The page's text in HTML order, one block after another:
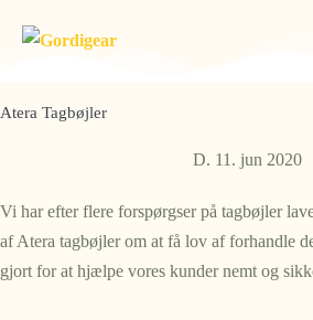
Atera Tagbøjler
D. 11. jun 2020
Vi har efter flere forspørgser på tagbøjler
af Atera tagbøjler om at få lov af forhandle
gjort for at hjælpe vores kunder nemt og